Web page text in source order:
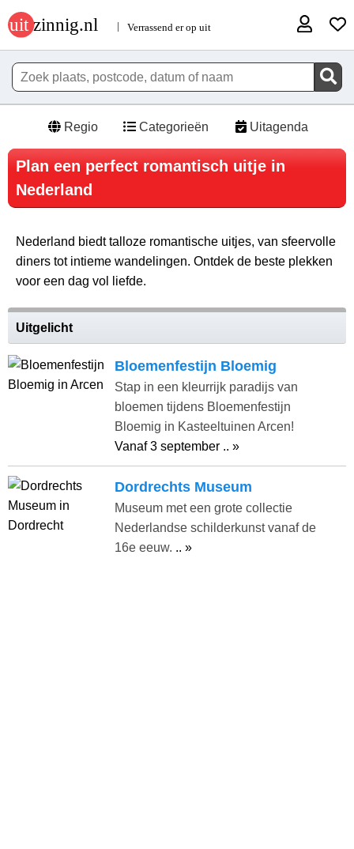
Regio Categorieën Uitagenda
Plan een perfect romantisch uitje in
Nederland
Nederland biedt talloze romantische uitjes, van sfeervolle
diners tot intieme wandelingen. Ontdek de beste plekken
voor een dag vol liefde.
Uitgelicht
Bloemenfestijn Bloemig
Stap in een kleurrijk paradijs van
bloemen tijdens Bloemenfestijn
Bloemig in Kasteeltuinen Arcen!
Vanaf 3 september .. »
Dordrechts Museum
Museum met een grote collectie
Nederlandse schilderkunst vanaf de
16e eeuw. .. »